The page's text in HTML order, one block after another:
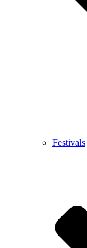
Festivals